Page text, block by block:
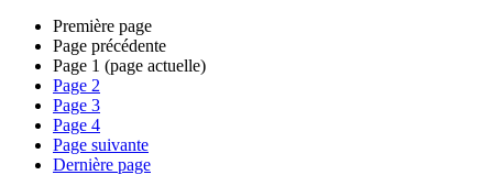
Première page
Page précédente
Page 1 (page actuelle)
Page 2
Page 3
Page 4
Page suivante
Dernière page